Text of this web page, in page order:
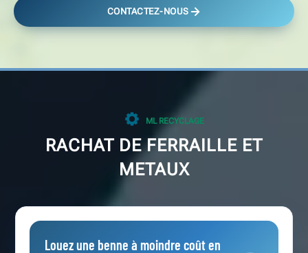
CONTACTEZ-NOUS
ML RECYCLAGE
RACHAT DE FERRAILLE ET
METAUX
Louez une benne à moindre coût en